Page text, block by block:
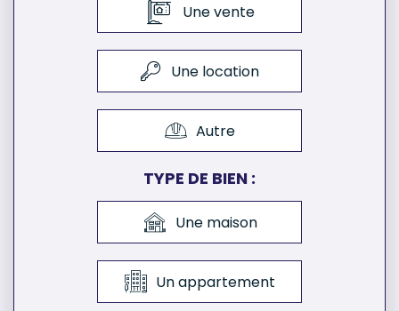
Une vente
Une location
Autre
TYPE DE BIEN :
Une maison
Un appartement